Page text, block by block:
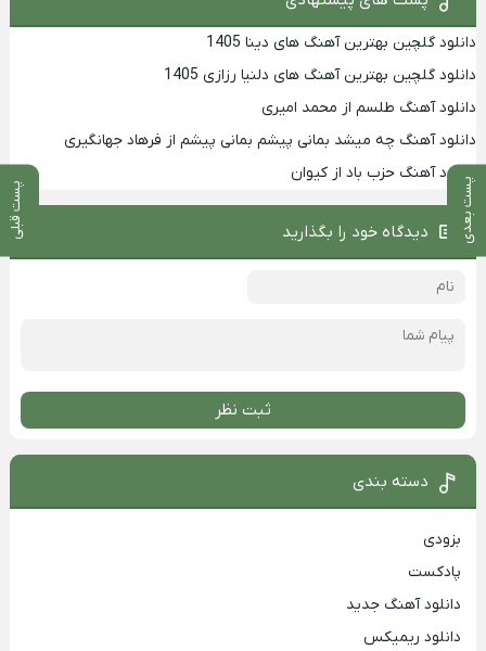
پست بعدی پست قبلی
دانلود گلچین بهترین آهنگ های دینا 1405
دانلود گلچین بهترین آهنگ های دلنیا رزازی 1405
دانلود آهنگ طلسم از محمد امیری
دانلود آهنگ چه میشد بمانی پیشم بمانی پیشم از فرهاد جهانگیری
دانلود آهنگ حزب باد از کیوان
دیدگاه خود را بگذارید
ثبت نظر
دسته بندی
بزودی
پادکست
دانلود آهنگ جدید
دانلود ریمیکس